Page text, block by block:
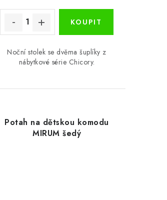
Noční stolek se dvěma šuplíky z
nábytkové série Chicory.
Potah na dětskou komodu
MIRUM šedý